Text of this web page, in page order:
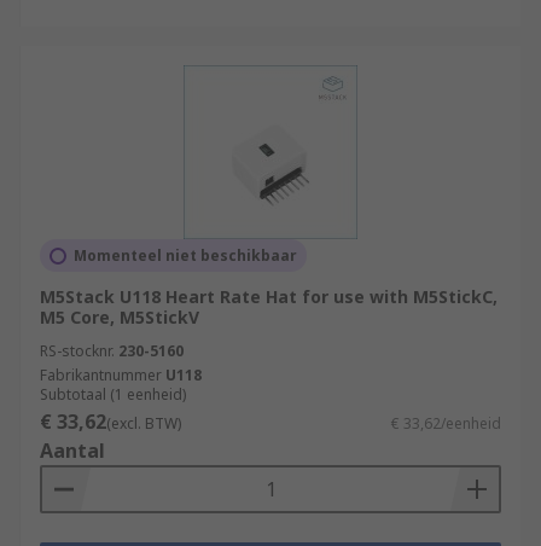
Momenteel niet beschikbaar
M5Stack U118 Heart Rate Hat for use with M5StickC,
M5 Core, M5StickV
RS-stocknr. 230-5160
Fabrikantnummer U118
Subtotaal (1 eenheid)
€ 33,62(excl. BTW) € 33,62/eenheid
Aantal